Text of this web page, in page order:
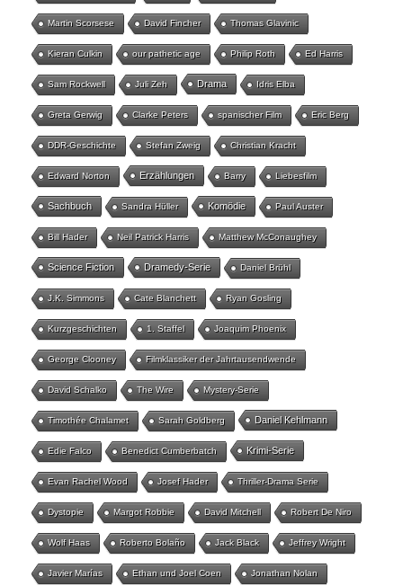
Martin Scorsese David Fincher Thomas Glavinic
Kieran Culkin our pathetic age Philip Roth Ed Harris
Sam Rockwell Juli Zeh Drama Idris Elba
Greta Gerwig Clarke Peters spanischer Film Eric Berg
DDR-Geschichte Stefan Zweig Christian Kracht
Edward Norton Erzählungen Barry Liebesfilm
Sachbuch Sandra Hüller Komödie Paul Auster
Bill Hader Neil Patrick Harris Matthew McConaughey
Science Fiction Dramedy-Serie Daniel Brühl
J.K. Simmons Cate Blanchett Ryan Gosling
Kurzgeschichten 1. Staffel Joaquim Phoenix
George Clooney Filmklassiker der Jahrtausendwende
David Schalko The Wire Mystery-Serie
Timothée Chalamet Sarah Goldberg Daniel Kehlmann
Edie Falco Benedict Cumberbatch Krimi-Serie
Evan Rachel Wood Josef Hader Thriller-Drama Serie
Dystopie Margot Robbie David Mitchell Robert De Niro
Wolf Haas Roberto Bolaño Jack Black Jeffrey Wright
Javier Marías Ethan und Joel Coen Jonathan Nolan